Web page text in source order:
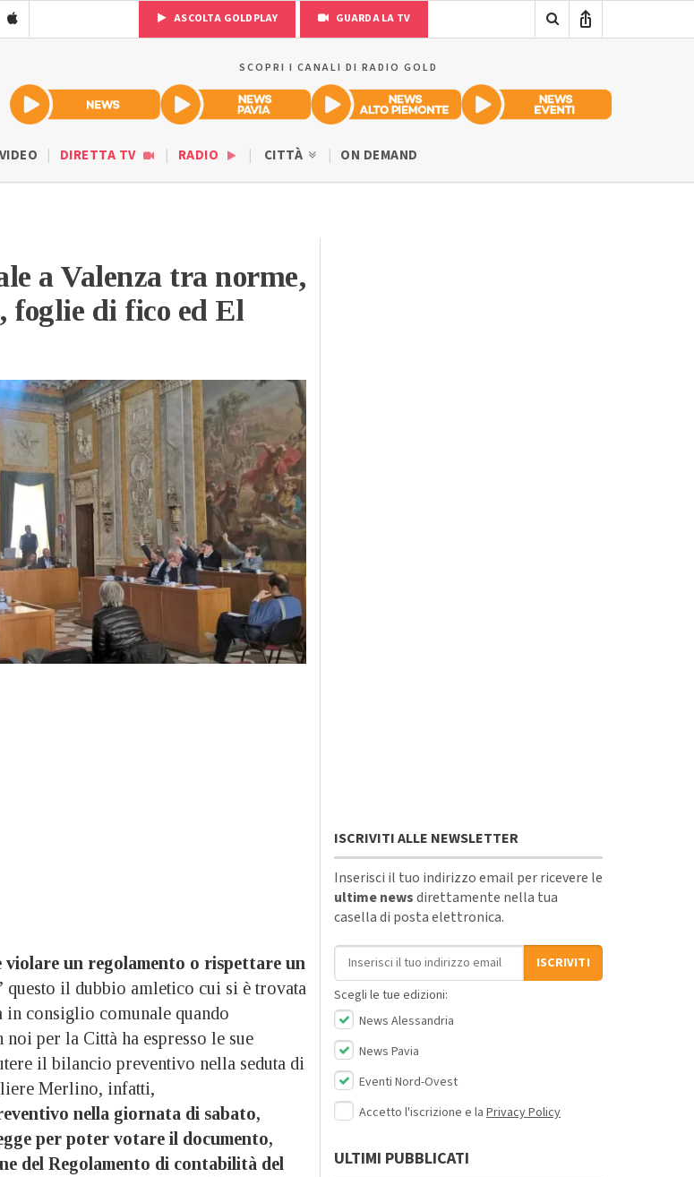
ASCOLTA GOLDPLAY GUARDA LA TV
SCOPRI I CANALI DI RADIO GOLD
VIDEO DIRETTA TV RADIO CITTÀ ON DEMAND
a Valenza tra norme,
foglie di fico ed El
violare un regolamento o rispettare un
questo il dubbio amletico cui si è trovata
in consiglio comunale quando
noi per la Città ha espresso le sue
il bilancio preventivo nella seduta di
Merlino, infatti,
nella giornata di sabato,
per poter votare il documento,
del Regolamento di contabilità del
ISCRIVITI ALLE NEWSLETTER
Inserisci il tuo indirizzo email per ricevere le
ultime newsdirettamente nella tua
casella di posta elettronica.
Indirizzo email
ISCRIVITI
Scegli le tue edizioni:
News Alessandria
News Pavia
Eventi Nord-Ovest
Accetto l'iscrizione e la Privacy Policy
ULTIMI PUBBLICATI